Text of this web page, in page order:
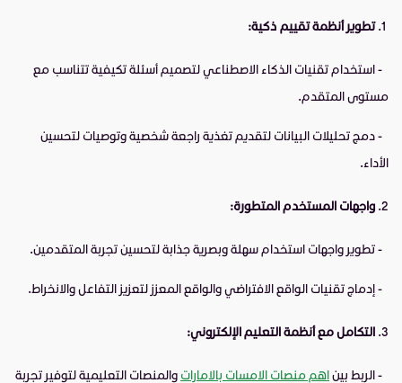
تطوير أنظمة تقييم ذكية:
- استخدام تقنيات الذكاء الاصطناعي لتصميم أسئلة تكيفية تتناسب مع
مستوى المتقدم.
- دمج تحليلات البيانات لتقديم تغذية راجعة شخصية وتوصيات لتحسين
الأداء.
واجهات المستخدم المتطورة:
- تطوير واجهات استخدام سهلة وبصرية جذابة لتحسين تجربة المتقدمين.
- إدماج تقنيات الواقع الافتراضي والواقع المعزز لتعزيز التفاعل والانخراط.
التكامل مع أنظمة التعليم الإلكتروني:
- الربط بيناهم منصات الامسات بالامارات والمنصات التعليمية لتوفير تجربة